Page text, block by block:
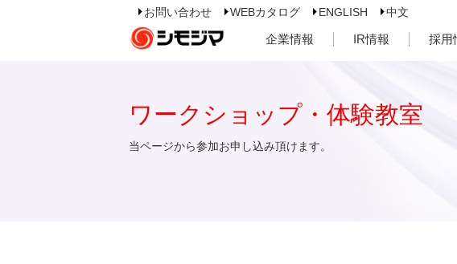
お問い合わせ WEBカタログ ENGLISH 中文
企業情報 IR情報 採用
ワークショップ・体験教室
当ページから参加お申し込み頂けます。